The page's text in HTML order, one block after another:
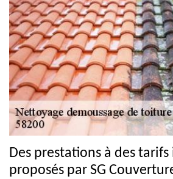
Des prestations à des
proposés par SG